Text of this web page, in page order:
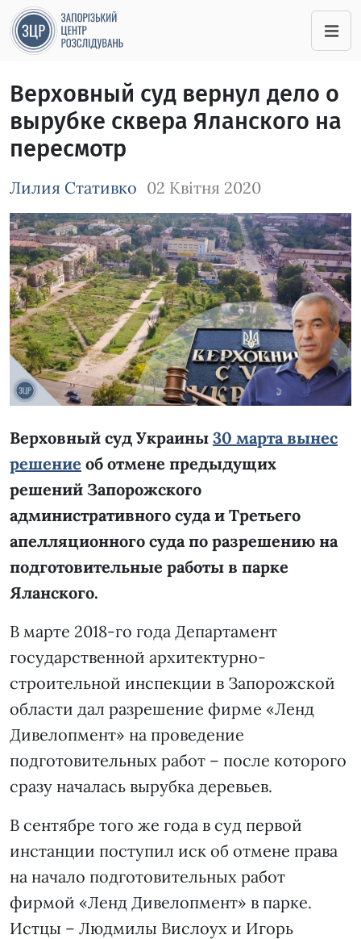
Верховный суд вернул дело о
вырубке сквера Яланского на
пересмотр
Лилия Стативко 02 Квітня 2020
Зображення завантажується
Верховный суд Украины 30 марта вынес
решение об отмене предыдущих
решений Запорожского
административного суда и Третьего
апелляционного суда по разрешению на
подготовительные работы в парке
Яланского.
В марте 2018-го года Департамент
государственной архитектурно-
строительной инспекции в Запорожской
области дал разрешение фирме «Ленд
Дивелопмент» на проведение
подготовительных работ – после которого
сразу началась вырубка деревьев.
В сентябре того же года в суд первой
инстанции поступил иск об отмене права
на начало подготовительных работ
фирмой «Ленд Дивелопмент» в парке.
Истцы – Людмилы Вислоух и Игорь